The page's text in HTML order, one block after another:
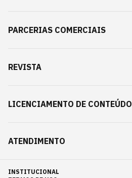
PARCERIAS COMERCIAIS
REVISTA
LICENCIAMENTO DE CONTEÚDO
ATENDIMENTO
INSTITUCIONAL